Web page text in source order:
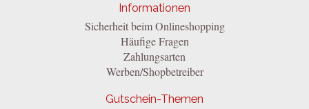
Informationen
Sicherheit beim Onlineshopping
Häufige Fragen
Zahlungsarten
Werben/Shopbetreiber
Gutschein-Themen